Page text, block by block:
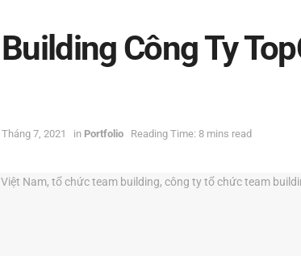
Công Ty
7, 2021 in Portfolio Reading Time: 8 mins read